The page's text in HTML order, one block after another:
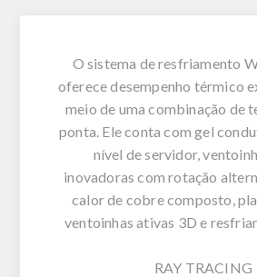
O sistema de resfriamento
oferece desempenho térmico
meio de uma combinação de
ponta. Ele conta com gel
nível de servidor,
inovadoras com rotação
calor de cobre composto,
ventoinhas ativas 3D e
RAY TRACING